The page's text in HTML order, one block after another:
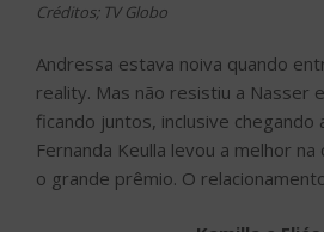
Créditos; TV Globo
Andressa estava noiva quando
reality. Mas não resistiu a Nasser
ficando juntos, inclusive chegando
Fernanda Keulla levou a melhor
o grande prêmio. O